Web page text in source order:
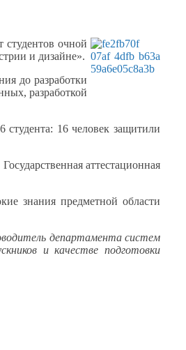
студентов очной
и дизайне».
до разработки
разработкой
студента: 16 человек защитили
аттестационная
знания предметной области
департамента систем
и качестве подготовки